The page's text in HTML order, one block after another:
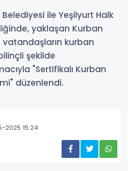
ile Yeşilyurt Halk
yaklaşan Kurban
kurban
şekilde
"Sertifikalı Kurban
düzenlendi.
2025 15:24